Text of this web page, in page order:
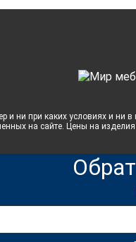
и ни при каких условиях и
на сайте. Цены на